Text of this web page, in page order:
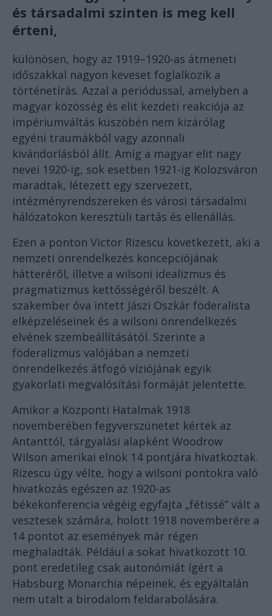
és társadalmi szinten is meg kell
érteni,
különösen, hogy az 1919–1920-as átmeneti
időszakkal nagyon keveset foglalkozik a
történetírás. Azzal a periódussal, amelyben a
magyar közösség és elit kezdeti reakciója az
impériumváltás küszöbén nem kizárólag
egyéni traumákból vagy azonnali
kivándorlásból állt. Amíg a magyar elit nagy
nevei 1920-ig, sok esetben 1921-ig Kolozsváron
maradtak, létezett egy szervezett,
intézményrendszereken és városi társadalmi
hálózatokon keresztüli tartás és ellenállás.
Ezen a ponton Victor Rizescu következett, aki a
nemzeti önrendelkezés koncepciójának
hátteréről, illetve a wilsoni idealizmus és
pragmatizmus kettősségéről beszélt. A
szakember óva intett Jászi Oszkár föderalista
elképzeléseinek és a wilsoni önrendelkezés
elvének szembeállításától. Szerinte a
föderalizmus valójában a nemzeti
önrendelkezés átfogó víziójának egyik
gyakorlati megvalósítási formáját jelentette.
Amikor a Központi Hatalmak 1918
novemberében fegyverszünetet kértek az
Antanttól, tárgyalási alapként Woodrow
Wilson amerikai elnök 14 pontjára hivatkoztak.
Rizescu úgy vélte, hogy a wilsoni pontokra való
hivatkozás egészen az 1920-as
békekonferencia végéig egyfajta „fétissé” vált a
vesztesek számára, holott 1918 novemberére a
14 pontot az események már régen
meghaladták. Például a sokat hivatkozott 10.
pont eredetileg csak autonómiát ígért a
Habsburg Monarchia népeinek, és egyáltalán
nem utalt a birodalom feldarabolására.